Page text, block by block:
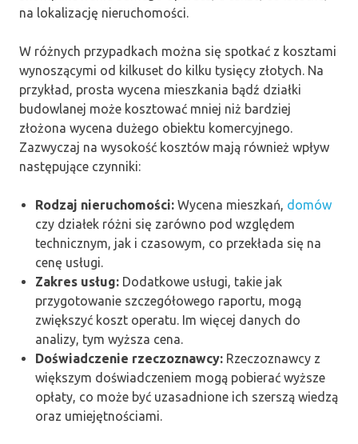
na lokalizację nieruchomości.
W różnych przypadkach można się spotkać z kosztami
wynoszącymi od kilkuset do kilku tysięcy złotych. Na
przykład, prosta wycena mieszkania bądź działki
budowlanej może kosztować mniej niż bardziej
złożona wycena dużego obiektu komercyjnego.
Zazwyczaj na wysokość kosztów mają również wpływ
następujące czynniki:
Rodzaj nieruchomości: Wycena mieszkań, domów
czy działek różni się zarówno pod względem
technicznym, jak i czasowym, co przekłada się na
cenę usługi.
Zakres usług: Dodatkowe usługi, takie jak
przygotowanie szczegółowego raportu, mogą
zwiększyć koszt operatu. Im więcej danych do
analizy, tym wyższa cena.
Doświadczenie rzeczoznawcy: Rzeczoznawcy z
większym doświadczeniem mogą pobierać wyższe
opłaty, co może być uzasadnione ich szerszą wiedzą
oraz umiejętnościami.